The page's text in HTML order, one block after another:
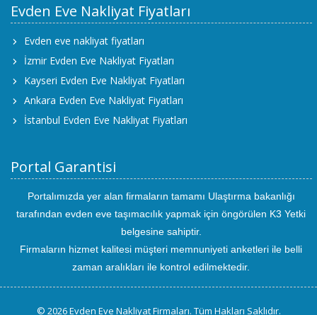
Evden Eve Nakliyat Fiyatları
Evden eve nakliyat fiyatları
İzmir Evden Eve Nakliyat Fiyatları
Kayseri Evden Eve Nakliyat Fiyatları
Ankara Evden Eve Nakliyat Fiyatları
İstanbul Evden Eve Nakliyat Fiyatları
Portal Garantisi
Portalımızda yer alan firmaların tamamı Ulaştırma bakanlığı
tarafından evden eve taşımacılık yapmak için öngörülen K3 Yetki
belgesine sahiptir.
Firmaların hizmet kalitesi müşteri memnuniyeti anketleri ile belli
zaman aralıkları ile kontrol edilmektedir.
© 2026 Evden Eve Nakliyat Firmaları. Tüm Hakları Saklıdır.